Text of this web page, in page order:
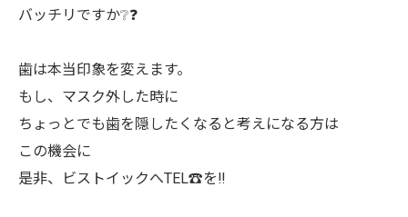
バッチリですか❔❓
歯は本当印象を変えます。
もし、マスク外した時に
ちょっとでも歯を隠したくなると考えになる方は
この機会に
是非、ビストイックへTEL☎️を‼︎